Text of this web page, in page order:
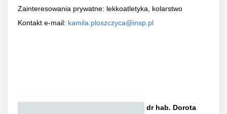
Zainteresowania prywatne: lekkoatletyka, kolarstwo
Kontakt e-mail: kamila.ploszczyca@insp.pl
dr hab. Dorota